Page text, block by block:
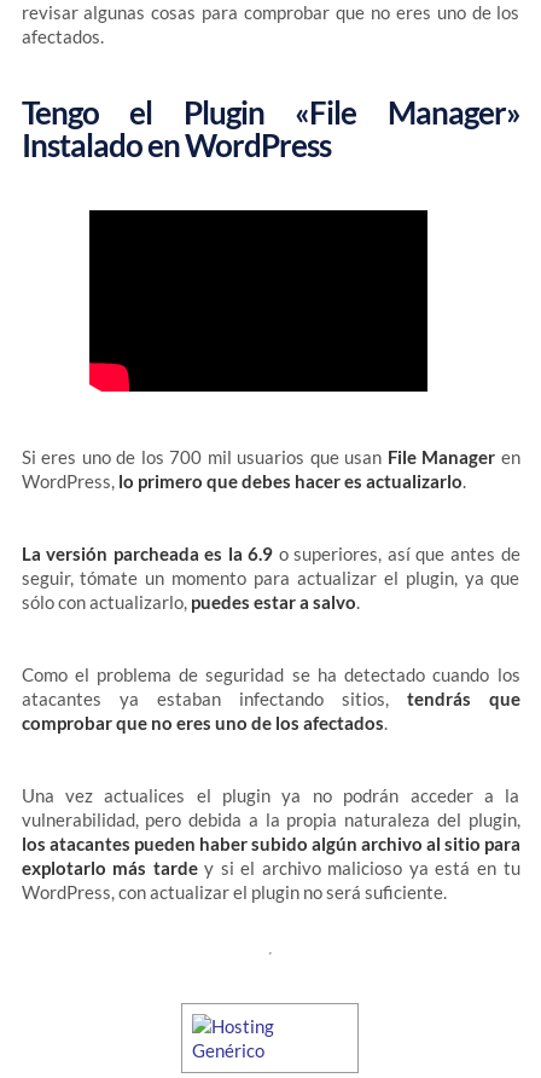
revisar algunas cosas para comprobar que no eres uno de los
afectados.
Tengo el Plugin «File Manager»
Instalado en WordPress
Si eres uno de los 700 mil usuarios que usan File Manager en
WordPress, lo primero que debes hacer es actualizarlo.
La versión parcheada es la 6.9 o superiores, así que antes de
seguir, tómate un momento para actualizar el plugin, ya que
sólo con actualizarlo, puedes estar a salvo.
Como el problema de seguridad se ha detectado cuando los
atacantes ya estaban infectando sitios, tendrás que
comprobar que no eres uno de los afectados.
Una vez actualices el plugin ya no podrán acceder a la
vulnerabilidad, pero debida a la propia naturaleza del plugin,
los atacantes pueden haber subido algún archivo al sitio para
explotarlo más tardey si el archivo malicioso ya está en tu
WordPress, con actualizar el plugin no será suficiente.